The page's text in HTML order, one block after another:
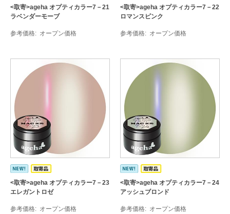
<取寄>ageha オプティカラー7－21
ラベンダーモーブ
参考価格 オープン価格
<取寄>ageha オプティカラー7－22
ロマンスピンク
参考価格 オープン価格
<取寄>ageha オプティカラー7－23
エレガントロゼ
参考価格 オープン価格
<取寄>ageha オプティカラー7－24
アッシュブロンド
参考価格 オープン価格